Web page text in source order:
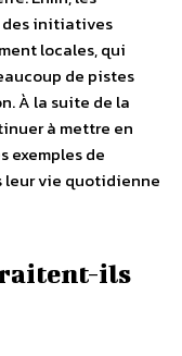
des initiatives
locales, qui
de pistes
À la suite de la
à mettre en
exemples de
leur vie quotidienne
ils